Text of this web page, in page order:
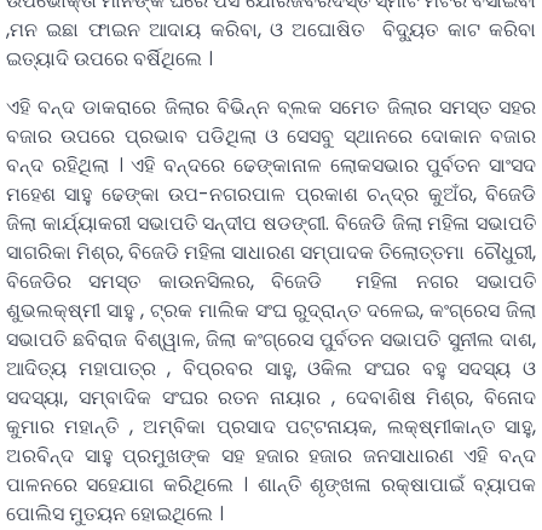
,ମନ ଇଛା ଫାଇନ ଆଦାୟ କରିବା, ଓ ଅଘୋଷିତ ବିଦୁ୍ୟତ କାଟ କରିବା
ଇତ୍ୟାଦି ଉପରେ ବର୍ଷିଥିଲେ ।
ଏହି ବନ୍ଦ ଡାକରାରେ ଜିଲାର ବିଭିନ୍ନ ବ୍ଲକ ସମେତ ଜିଲାର ସମସ୍ତ ସହର
ବଜାର ଉପରେ ପ୍ରଭାବ ପଡିଥିଲା ଓ ସେସବୁ ସ୍ଥାନରେ ଦୋକାନ ବଜାର
ବନ୍ଦ ରହିଥିଲା । ଏହି ବନ୍ଦରେ ଢେଙ୍କାନାଳ ଲୋକସଭାର ପୁର୍ବତନ ସାଂସଦ
ମହେଶ ସାହୁ ଢେଙ୍କା ଉପ-ନଗରପାଳ ପ୍ରକାଶ ଚନ୍ଦ୍ର କୁଅଁର, ବିଜେଡି
ଜିଲା କାର୍ଯ୍ୟାକରୀ ସଭାପତି ସନ୍ଦୀପ ଷଡଙ୍ଗୀ. ବିଜେଡି ଜିଲା ମହିଳା ସଭାପତି
ସାଗରିକା ମିଶ୍ର, ବିଜେଡି ମହିଳା ସାଧାରଣ ସମ୍ପାଦକ ତିଲୋତ୍ତମା ଚୌଧୁରୀ,
ବିଜେଡିର ସମସ୍ତ କାଉନସିଲର, ବିଜେଡି ମହିଳା ନଗର ସଭାପତି
ଶୁଭଲକ୍ଷ୍ମୀ ସାହୁ , ଟ୍ରକ ମାଲିକ ସଂଘ ରୁଦ୍ରାନ୍ତ ଦଳେଇ, କଂଗ୍ରେସ ଜିଲା
ସଭାପତି ଛବିରାଜ ବିଶ୍ୱାଳ, ଜିଲା କଂଗ୍ରେସ ପୁର୍ବତନ ସଭାପତି ସୁନୀଲ ଦାଶ,
ଆଦିତ୍ୟ ମହାପାତ୍ର , ବିପ୍ରବର ସାହୁ, ଓକିଲ ସଂଘର ବହୁ ସଦସ୍ୟ ଓ
ସଦସ୍ୟା, ସମ୍ବାଦିକ ସଂଘର ରତନ ନାୟାର , ଦେବାଶିଷ ମିଶ୍ର, ବିନୋଦ
କୁମାର ମହାନ୍ତି , ଅମ୍ବିକା ପ୍ରସାଦ ପଟ୍ଟନାୟକ, ଲକ୍ଷ୍ମୀକାନ୍ତ ସାହୁ,
ଅରବିନ୍ଦ ସାହୁ ପ୍ରମୁଖଙ୍କ ସହ ହଜାର ହଜାର ଜନସାଧାରଣ ଏହି ବନ୍ଦ
ପାଳନରେ ସହେଯାଗ କରିଥିଲେ । ଶାନ୍ତି ଶୃଙ୍ଖଳା ରକ୍ଷାପାଇଁ ବ୍ୟାପକ
ପୋଲିସ ମୁତୟନ ହୋଇଥିଲେ ।